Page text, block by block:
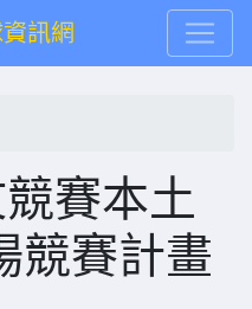
訊網
賽本土
競賽計畫